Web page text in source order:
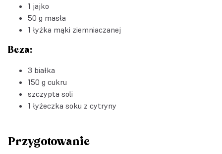
1 jajko
50 g masła
1 łyżka mąki ziemniaczanej
Beza:
3 białka
150 g cukru
szczypta soli
1 łyżeczka soku z cytryny
Przygotowanie